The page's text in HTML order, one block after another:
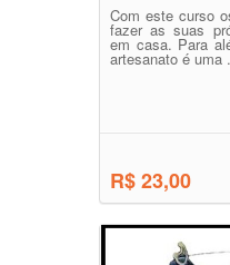
Com este curso
fazer as suas
em casa. Para
artesanato é uma
R$ 23,00